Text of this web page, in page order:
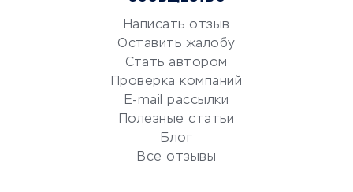
Репетиторство
Красота и здоровье
Сервисы по поиску работы
Сетевой маркетинг
УСЛУГИ ДЛЯ БИЗНЕСА
Написать отзыв
Оставить жалобу
Стать автором
Проверка компаний
E-mail рассылки
Полезные статьи
Блог
Все отзывы